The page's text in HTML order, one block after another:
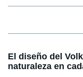
El diseño del
naturaleza en